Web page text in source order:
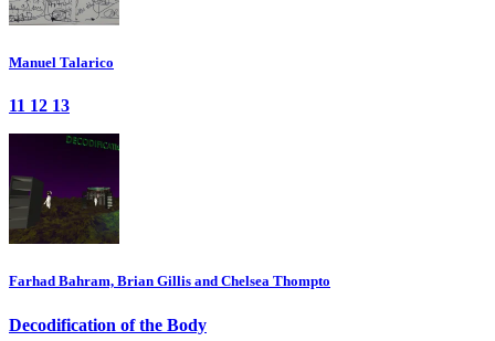
Manuel Talarico
11 12 13
Farhad Bahram, Brian Gillis and Chelsea Thompto
Decodification of the Body